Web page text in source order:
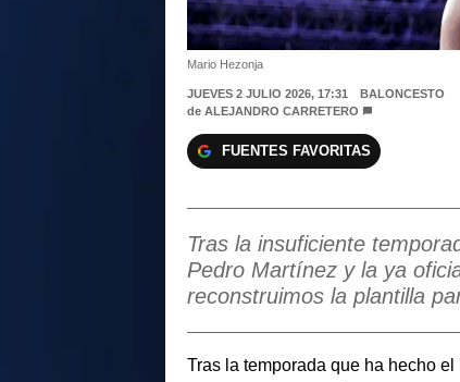
Mario Hezonja
JUEVES 2 JULIO 2026, 17:31
BALONCESTO
de ALEJANDRO CARRETERO
FUENTES FAVORITAS
Tras la insuficiente
Pedro Martínez y la ya
reconstruimos la plantilla
Tras la temporada que ha hecho el